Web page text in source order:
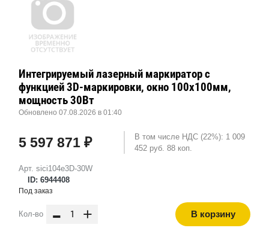
Арт. sici104e3D-30W
ID: 6944408
Интегрируемый лазерный маркиратор с
функцией 3D-маркировки, окно 100х100мм,
мощность 30Вт
Обновлено 07.08.2026 в 01:40
5 597 871 ₽
В том числе НДС (22%): 1 009
452 руб. 88 коп.
Под заказ
Кол-во - + В корзину